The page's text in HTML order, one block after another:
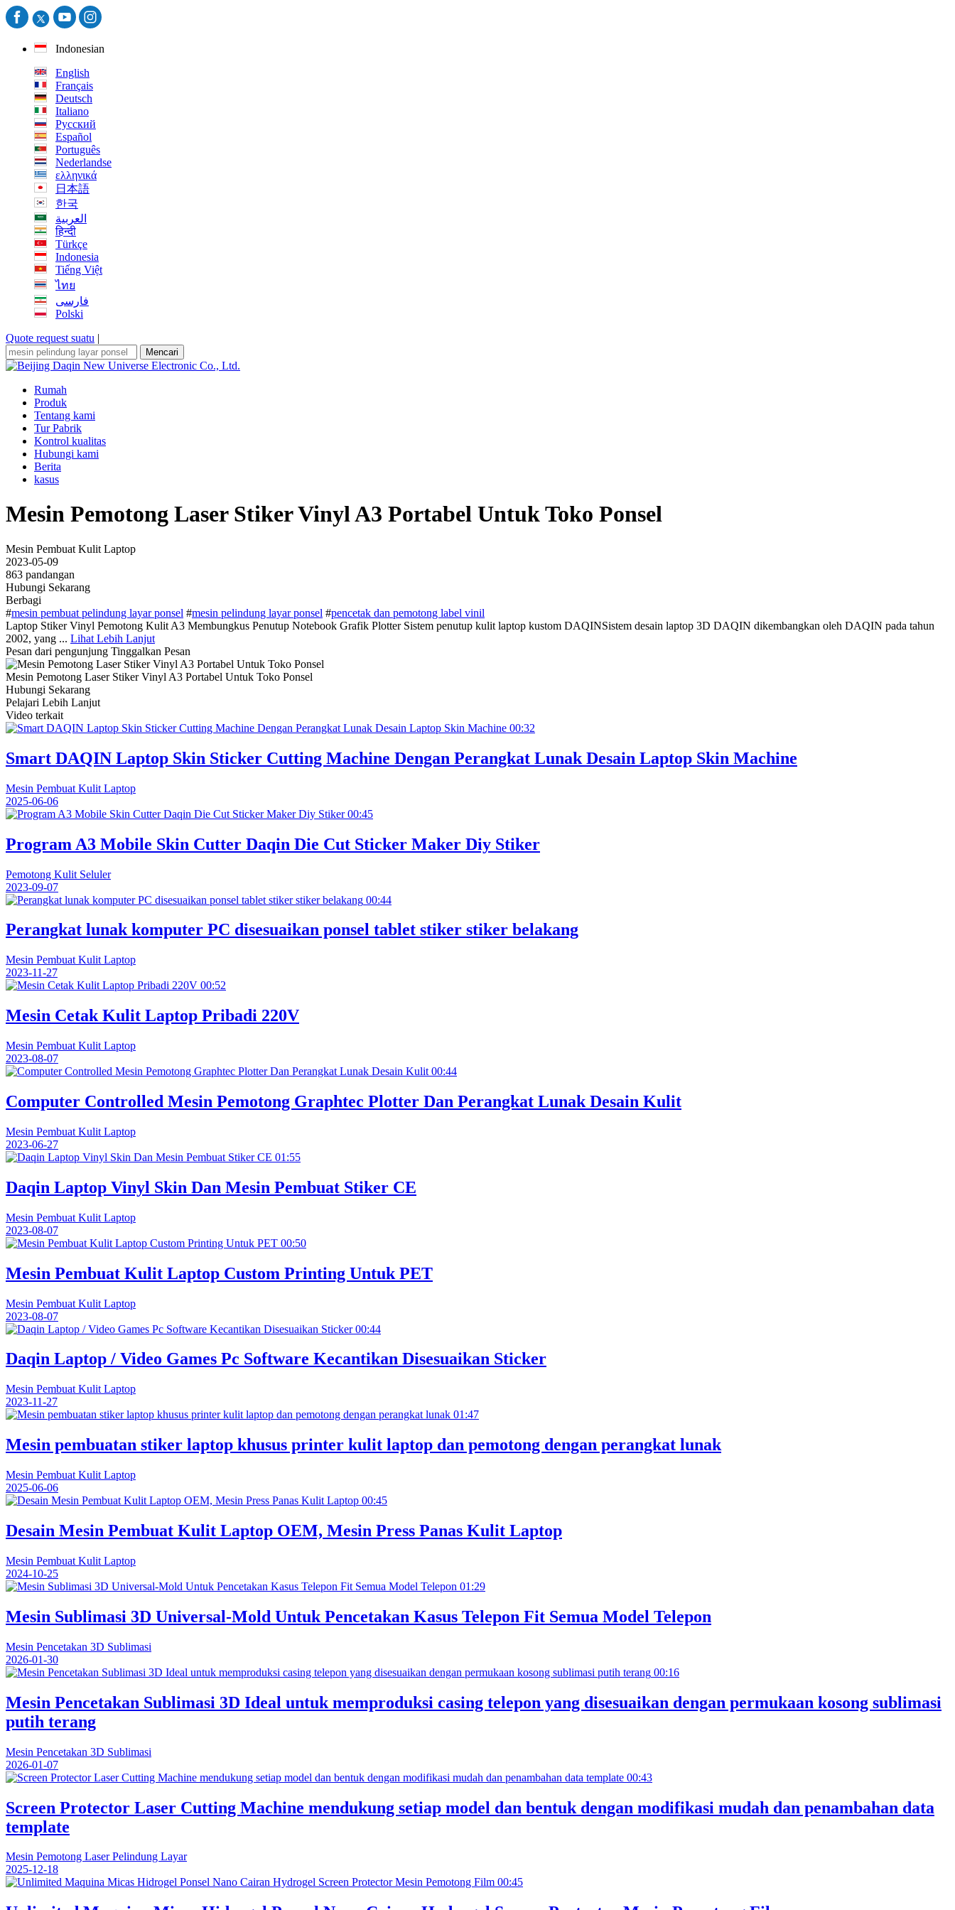
Indonesian
English
Français
Deutsch
Italiano
Русский
Español
Português
Nederlandse
ελληνικά
日本語
한국
العربية
हिन्दी
Türkçe
Indonesia
Tiếng Việt
ไทย
فارسی
Polski
Quote request suatu |
Mencari
Rumah
Produk
Tentang kami
Tur Pabrik
Kontrol kualitas
Hubungi kami
Berita
kasus
Mesin Pemotong Laser Stiker Vinyl A3 Portabel Untuk Toko Ponsel
Mesin Pembuat Kulit Laptop
2023-05-09
863 pandangan
Hubungi Sekarang
Berbagi
#mesin pembuat pelindung layar ponsel #mesin pelindung layar ponsel #pencetak dan pemotong label vinil
Laptop Stiker Vinyl Pemotong Kulit A3 Membungkus Penutup Notebook Grafik Plotter Sistem penutup kulit laptop kustom DAQINSistem desain laptop 3D DAQIN dikembangkan oleh DAQIN pada tahun
2002, yang ... Lihat Lebih Lanjut
Pesan dari pengunjung Tinggalkan Pesan
Mesin Pemotong Laser Stiker Vinyl A3 Portabel Untuk Toko Ponsel
Hubungi Sekarang
Pelajari Lebih Lanjut
Video terkait
00:32
Smart DAQIN Laptop Skin Sticker Cutting Machine Dengan Perangkat Lunak Desain Laptop Skin Machine
Mesin Pembuat Kulit Laptop
2025-06-06
00:45
Program A3 Mobile Skin Cutter Daqin Die Cut Sticker Maker Diy Stiker
Pemotong Kulit Seluler
2023-09-07
00:44
Perangkat lunak komputer PC disesuaikan ponsel tablet stiker stiker belakang
Mesin Pembuat Kulit Laptop
2023-11-27
00:52
Mesin Cetak Kulit Laptop Pribadi 220V
Mesin Pembuat Kulit Laptop
2023-08-07
00:44
Computer Controlled Mesin Pemotong Graphtec Plotter Dan Perangkat Lunak Desain Kulit
Mesin Pembuat Kulit Laptop
2023-06-27
01:55
Daqin Laptop Vinyl Skin Dan Mesin Pembuat Stiker CE
Mesin Pembuat Kulit Laptop
2023-08-07
00:50
Mesin Pembuat Kulit Laptop Custom Printing Untuk PET
Mesin Pembuat Kulit Laptop
2023-08-07
00:44
Daqin Laptop / Video Games Pc Software Kecantikan Disesuaikan Sticker
Mesin Pembuat Kulit Laptop
2023-11-27
01:47
Mesin pembuatan stiker laptop khusus printer kulit laptop dan pemotong dengan perangkat lunak
Mesin Pembuat Kulit Laptop
2025-06-06
00:45
Desain Mesin Pembuat Kulit Laptop OEM, Mesin Press Panas Kulit Laptop
Mesin Pembuat Kulit Laptop
2024-10-25
01:29
Mesin Sublimasi 3D Universal-Mold Untuk Pencetakan Kasus Telepon Fit Semua Model Telepon
Mesin Pencetakan 3D Sublimasi
2026-01-30
00:16
Mesin Pencetakan Sublimasi 3D Ideal untuk memproduksi casing telepon yang disesuaikan dengan permukaan kosong sublimasi
putih terang
Mesin Pencetakan 3D Sublimasi
2026-01-07
00:43
Screen Protector Laser Cutting Machine mendukung setiap model dan bentuk dengan modifikasi mudah dan penambahan data
template
Mesin Pemotong Laser Pelindung Layar
2025-12-18
00:45